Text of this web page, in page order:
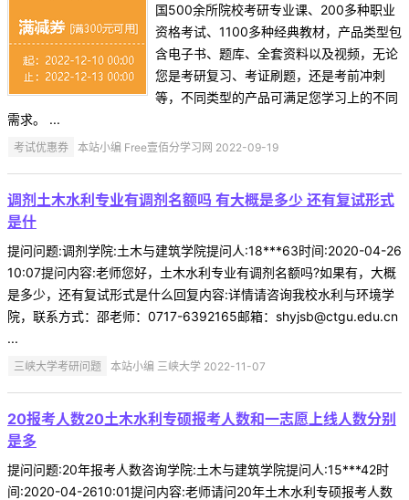
国500余所院校考研专业课、200多种职业
资格考试、1100多种经典教材，产品类型包
含电子书、题库、全套资料以及视频，无论
您是考研复习、考证刷题，还是考前冲刺
等，不同类型的产品可满足您学习上的不同
需求。 ...
考试优惠券 本站小编 Free壹佰分学习网 2022-09-19
调剂土木水利专业有调剂名额吗 有大概是多少 还有复试形式
是什
提问问题:调剂学院:土木与建筑学院提问人:18***63时间:2020-04-26
10:07提问内容:老师您好，土木水利专业有调剂名额吗?如果有，大概
是多少，还有复试形式是什么回复内容:详情请咨询我校水利与环境学
院，联系方式：邵老师：0717-6392165邮箱：shyjsb@ctgu.edu.cn
...
三峡大学考研问题 本站小编 三峡大学 2022-11-07
20报考人数20土木水利专硕报考人数和一志愿上线人数分别
是多
提问问题:20年报考人数咨询学院:土木与建筑学院提问人:15***42时
间:2020-04-2610:01提问内容:老师请问20年土木水利专硕报考人数